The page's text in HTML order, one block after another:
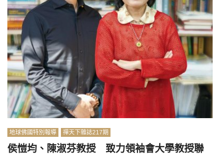
地球佛國特別報導 禪天下雜誌217期
侯愷均、陳淑芬教授 致力領袖會大學教授聯